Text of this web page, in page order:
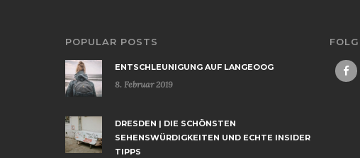
POPULAR POSTS
ENTSCHLEUNIGUNG AUF LANGEOOG
8. Februar 2019
DRESDEN | DIE SCHÖNSTEN
SEHENSWÜRDIGKEITEN UND ECHTE INSIDER
TIPPS